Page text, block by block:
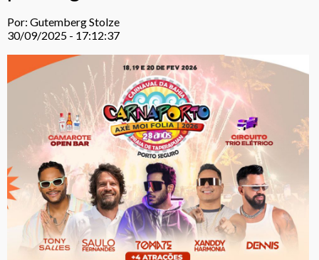
Por: Gutemberg Stolze
30/09/2025 - 17:12:37